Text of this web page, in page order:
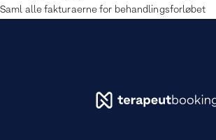
Saml alle fakturaerne for behandlingsforløbet